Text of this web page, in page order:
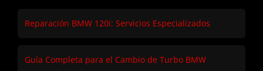
Reparación BMW 120i: Servicios Especializados
Guía Completa para el Cambio de Turbo BMW